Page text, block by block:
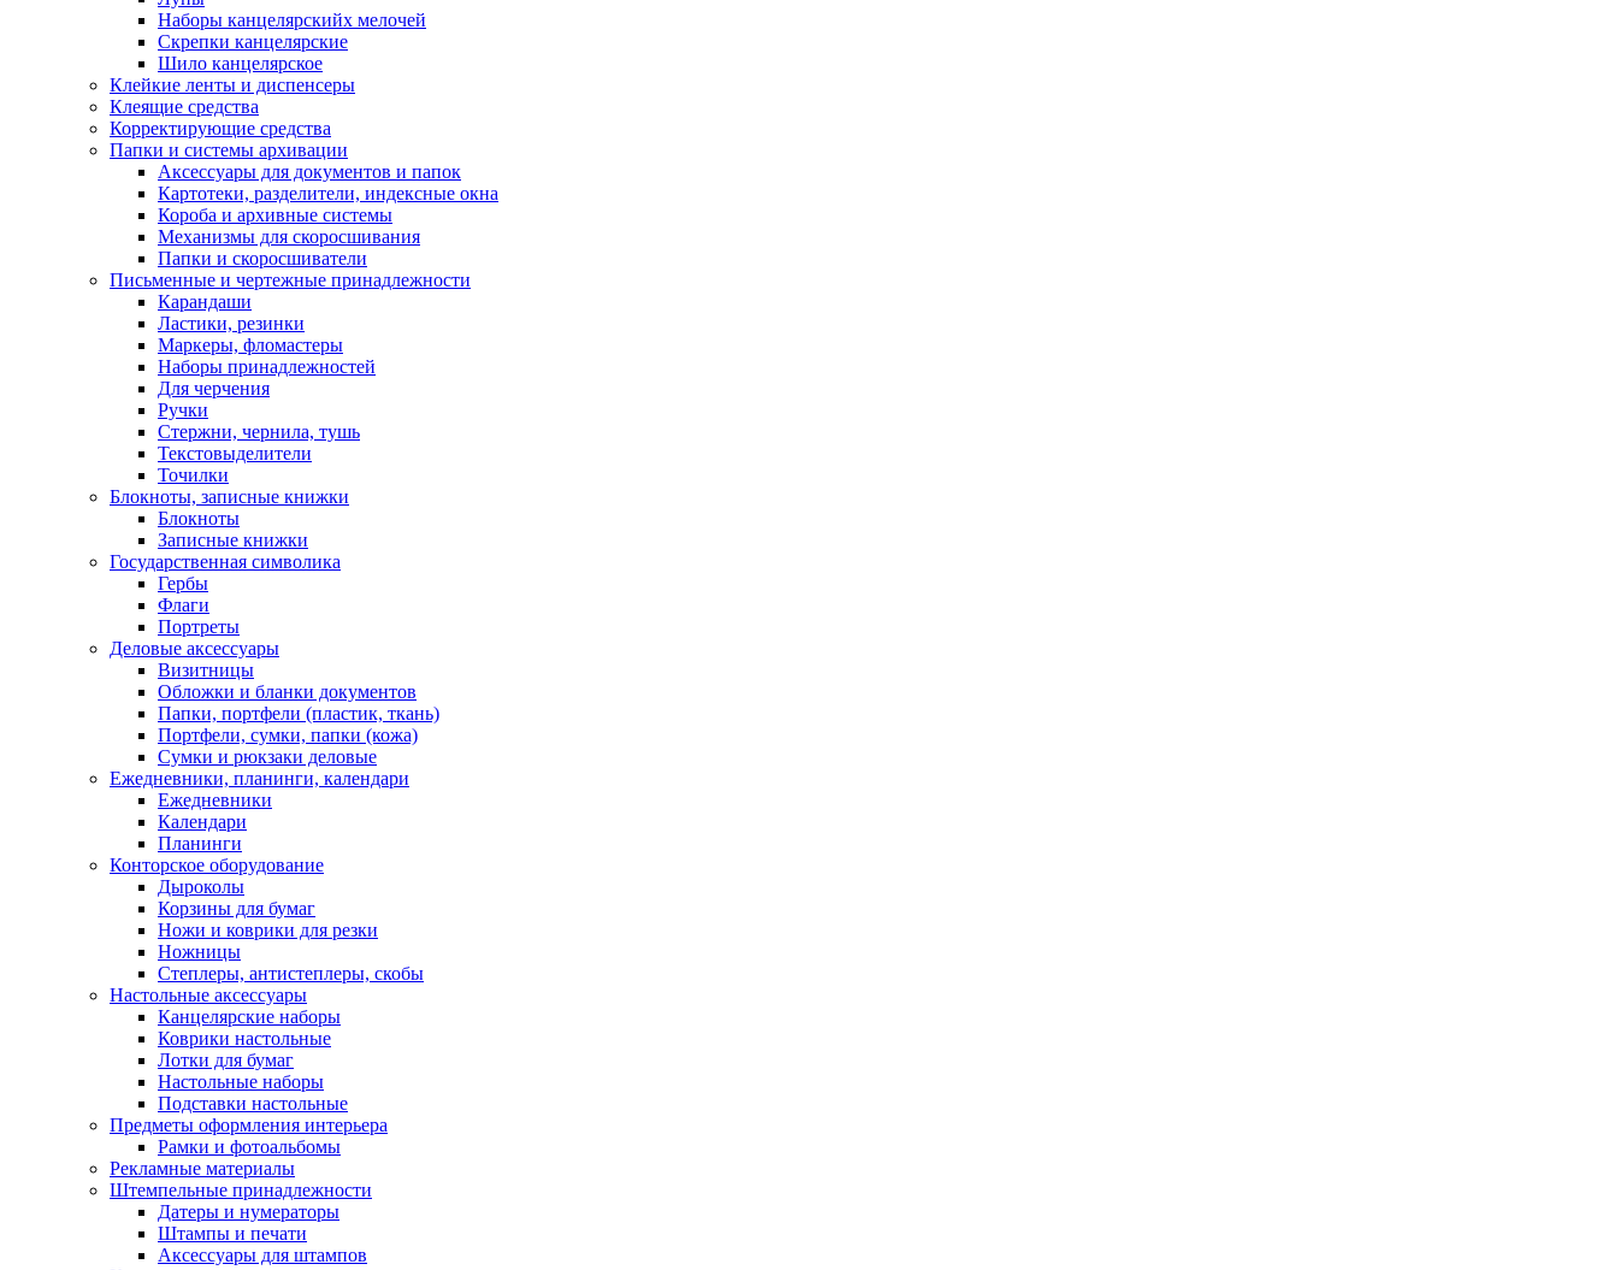
Наборы канцелярскийх мелочей
Скрепки канцелярские
Шило канцелярское
Клейкие ленты и диспенсеры
Клеящие средства
Корректирующие средства
Папки и системы архивации
Аксессуары для документов и папок
Картотеки, разделители, индексные окна
Короба и архивные системы
Механизмы для скоросшивания
Папки и скоросшиватели
Письменные и чертежные принадлежности
Карандаши
Ластики, резинки
Маркеры, фломастеры
Наборы принадлежностей
Для черчения
Ручки
Стержни, чернила, тушь
Текстовыделители
Точилки
Блокноты, записные книжки
Блокноты
Записные книжки
Государственная символика
Гербы
Флаги
Портреты
Деловые аксессуары
Визитницы
Обложки и бланки документов
Папки, портфели (пластик, ткань)
Портфели, сумки, папки (кожа)
Сумки и рюкзаки деловые
Ежедневники, планинги, календари
Ежедневники
Календари
Планинги
Конторское оборудование
Дыроколы
Корзины для бумаг
Ножи и коврики для резки
Ножницы
Степлеры, антистеплеры, скобы
Настольные аксессуары
Канцелярские наборы
Коврики настольные
Лотки для бумаг
Настольные наборы
Подставки настольные
Предметы оформления интерьера
Рамки и фотоальбомы
Рекламные материалы
Штемпельные принадлежности
Датеры и нумераторы
Штампы и печати
Аксессуары для штампов